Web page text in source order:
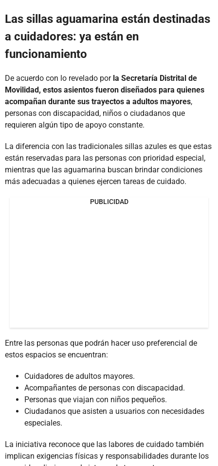
Las sillas aguamarina están destinadas
a cuidadores: ya están en
funcionamiento
De acuerdo con lo revelado por la Secretaría Distrital de
Movilidad, estos asientos fueron diseñados para quienes
acompañan durante sus trayectos a adultos mayores,
personas con discapacidad, niños o ciudadanos que
requieren algún tipo de apoyo constante.
La diferencia con las tradicionales sillas azules es que estas
están reservadas para las personas con prioridad especial,
mientras que las aguamarina buscan brindar condiciones
más adecuadas a quienes ejercen tareas de cuidado.
PUBLICIDAD
Entre las personas que podrán hacer uso preferencial de
estos espacios se encuentran:
Cuidadores de adultos mayores.
Acompañantes de personas con discapacidad.
Personas que viajan con niños pequeños.
Ciudadanos que asisten a usuarios con necesidades
especiales.
La iniciativa reconoce que las labores de cuidado también
implican exigencias físicas y responsabilidades durante los